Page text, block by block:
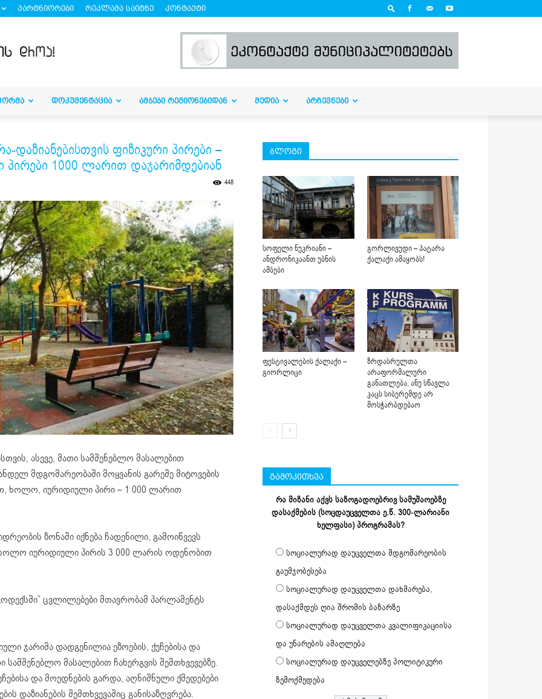
პარტნიორები რეკლამა საიტზე კონტაქტი
ᲓᲝᲙᲣᲛᲔᲜᲢᲐᲪᲘᲐ ᲐᲛᲑᲔᲑᲘ ᲠᲔᲒᲘᲝᲜᲔᲑᲘᲓᲐᲜ ᲛᲔᲓᲘᲐ ᲐᲠᲩᲔᲕᲜᲔᲑᲘ
დაზიანებისთვის ფიზიკური პირები –
1000 ლარით დაჯარიმდებიან
448
ასევე, მათი სამშენებლო მასალებით
მდგომარეობაში მოყვანის გარეშე მიტოვების
ხოლო, იურიდიული პირი – 1 000 ლარით
ზონაში იქნება ჩადენილი, გამოიწვევს
იურიდიული პირის 3 000 ლარის ოდენობით
ცვლილებები მთავრობამ პარლამენტს
ჯარიმა დადგენილია ეზოების, ქუჩებისა და
მასალებით ჩახერგვის შემთხვევებზე.
და მოედნების გარდა, აღნიშნული ქმედებები
დაზიანების შემთხვევაშიც განისაზღვრება.
ბლოგი
სოფელი ნუკრიანი –
ანდრონიკაანთ უბნის
ამბები
გორლივუდი – პატარა
ქალაქი ამაყობს!
ფესტივალების ქალაქი –
გიორლიცი
ზრდასრულთა
არაფორმალური
განათლება, ანუ სწავლა
კაცს სიბერემდე არ
მოსჭარბდებაო
გამოკითხვა
რა მიზანი აქვს საზოგადოებრივ სამუშაოებზე
დასაქმების (სოცდაუცველთა ე.წ. 300-ლარიანი
ხელფასი) პროგრამას?
სოციალურად დაუცველთა მდგომარეობის
გაუმჯობესება
სოციალურად დაუცველთა დახმარება,
დასაქმდეს ღია შრომის ბაზარზე
სოციალურად დაუცველთა კვალიფიკაციისა
და უნარების ამაღლება
სოციალურად დაუცველებზე პოლიტიკური
ზემოქმედება